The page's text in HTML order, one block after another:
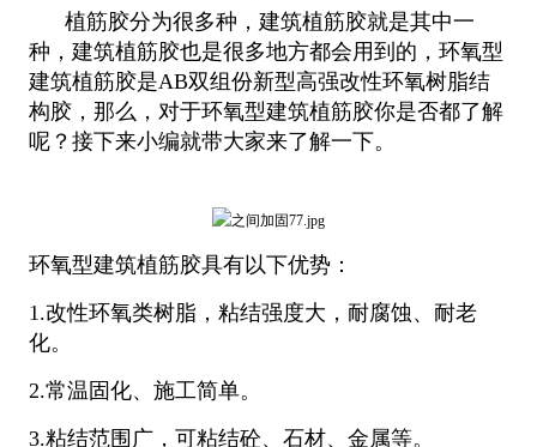
植筋胶分为很多种，建筑植筋胶就是其中一
种，建筑植筋胶也是很多地方都会用到的，环氧型
建筑植筋胶是AB双组份新型高强改性环氧树脂结
构胶，那么，对于环氧型建筑植筋胶你是否都了解
呢？接下来小编就带大家来了解一下。
环氧型建筑植筋胶具有以下优势：
1.改性环氧类树脂，粘结强度大，耐腐蚀、耐老
化。
2.常温固化、施工简单。
3.粘结范围广，可粘结砼、石材、金属等。